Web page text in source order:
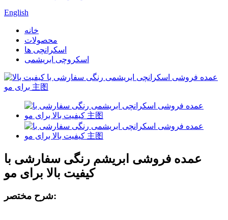
English
خانه
محصولات
اسکرانچی ها
اسکروچی ابریشمی
عمده فروشی ابریشم رنگی سفارشی با
کیفیت بالا برای مو
شرح مختصر: